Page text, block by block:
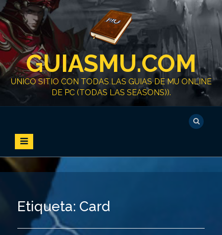
k
i
p
t
c
o
GUIASMU.COM
UNICO SITIO CON TODAS LAS GUIAS DE MU ONLINE
DE PC (TODAS LAS SEASONS)).
Etiqueta: Card